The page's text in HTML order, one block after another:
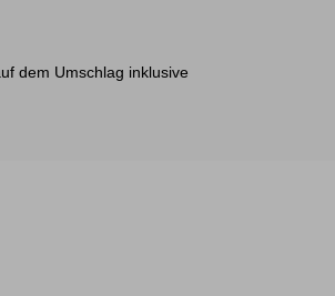
dem Umschlag inklusive